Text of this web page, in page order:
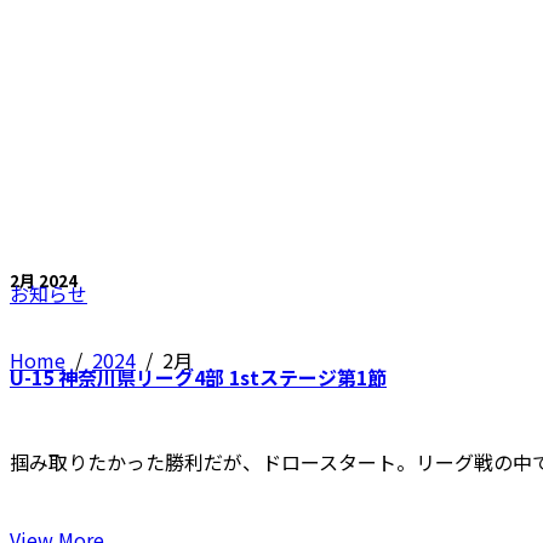
2月 2024
Home / 2024 / 2月
お知らせ
U-15 神奈川県リーグ4部 1stステージ第1節
掴み取りたかった勝利だが、ドロースタート。リーグ戦の中